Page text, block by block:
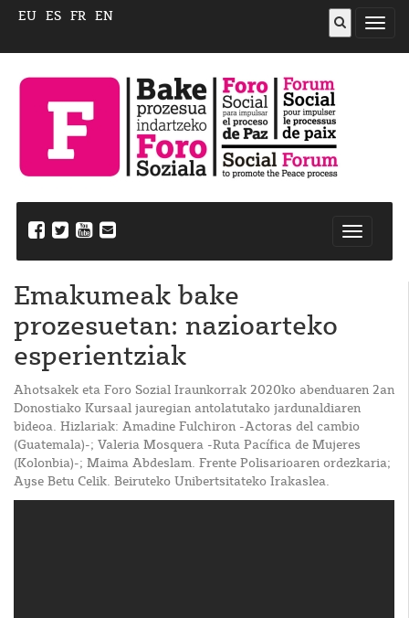
ireki
EU ES FR EN
Emakumeak bake
prozesuetan: nazioarteko
esperientziak
Ahotsakek eta Foro Sozial Iraunkorrak 2020ko abenduaren 2an
Donostiako Kursaal jauregian antolatutako jardunaldiaren
bideoa. Hizlariak: Amadine Fulchiron -Actoras del cambio
(Guatemala)-; Valeria Mosquera -Ruta Pacífica de Mujeres
(Kolonbia)-; Maima Abdeslam. Frente Polisarioaren ordezkaria;
Ayse Betu Celik. Beiruteko Unibertsitateko Irakaslea.